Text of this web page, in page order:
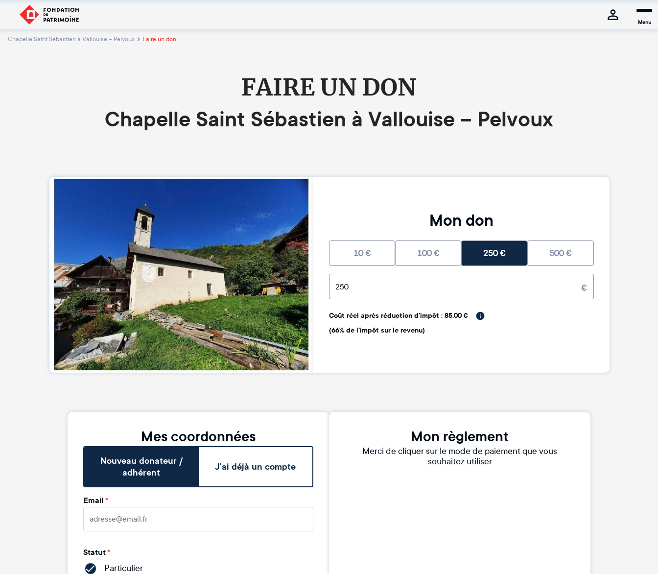
Menu
Chapelle Saint Sébastien à Vallouise – Pelvoux Faire un don
FAIRE UN DON
Chapelle Saint Sébastien à Vallouise – Pelvoux
Mon don
10€ 100€ 250€ 500€
€
Coût réel après réduction d'impôt : 85.00 €
(66% de l'impôt sur le revenu)
Mes coordonnées
Nouveau donateur /
adhérent
J'ai déjà un compte
Email *
Statut*
Particulier
Mon règlement
Merci de cliquer sur le mode de paiement que vous
souhaitez utiliser